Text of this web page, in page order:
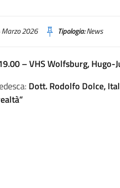
2026 Tipologia:News
– VHS Wolfsburg, Hugo-
Dott. Rodolfo Dolce,